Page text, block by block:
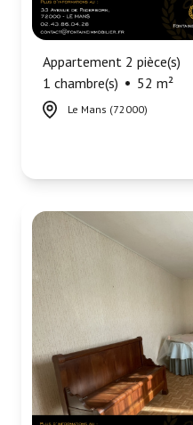
Appartement 2 pièce(s)
1 chambre(s)
52 m²
Le Mans (72000)